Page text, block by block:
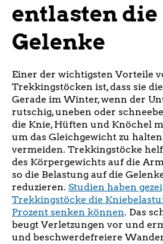
entlasten die
Gelenke
Einer der wichtigsten Vorteile
Trekkingstöcken ist, dass sie
Gerade im Winter, wenn der
rutschig, uneben oder
die Knie, Hüften und Knöchel
um das Gleichgewicht zu
vermeiden. Trekkingstöcke
des Körpergewichts auf die
so die Belastung auf die
reduzieren. Studien haben
Trekkingstöcke die
Prozent senken können. Das
beugt Verletzungen vor und
und beschwerdefreiere